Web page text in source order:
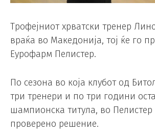
Трофејниот хрватски тренер
враќа во Македонија, тој ќе го
Еурофарм Пелистер.
По сезона во која клубот од
три тренери и по три години
шампионска титула, во Пелистер
проверено решение.